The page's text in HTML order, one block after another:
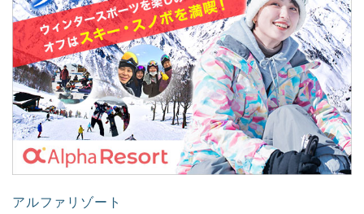
アルファリゾート